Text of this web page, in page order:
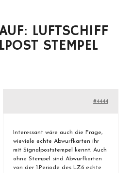
LUFTSCHIFF
STEMPEL
#4444
Interessant wäre auch die Frage,
wieviele echte Abwurfkarten ihr
mit Signalpoststempel kennt. Auch
ohne Stempel sind Abwurfkarten
von der 1.Periode des LZ6 echte